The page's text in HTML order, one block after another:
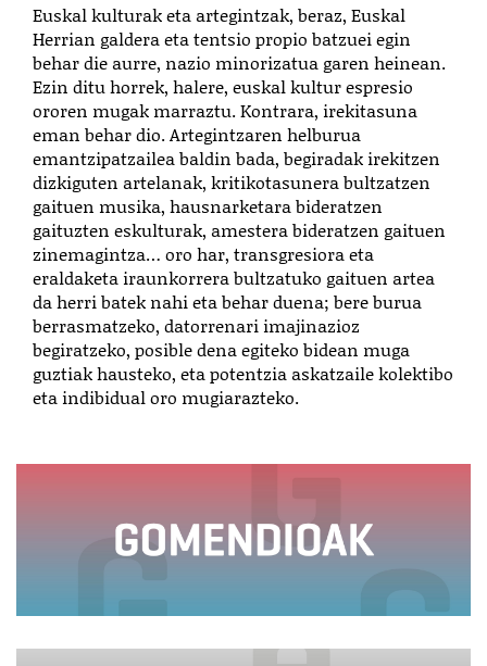
Euskal kulturak eta artegintzak, beraz, Euskal
Herrian galdera eta tentsio propio batzuei egin
behar die aurre, nazio minorizatua garen heinean.
Ezin ditu horrek, halere, euskal kultur espresio
ororen mugak marraztu. Kontrara, irekitasuna
eman behar dio. Artegintzaren helburua
emantzipatzailea baldin bada, begiradak irekitzen
dizkiguten artelanak, kritikotasunera bultzatzen
gaituen musika, hausnarketara bideratzen
gaituzten eskulturak, amestera bideratzen gaituen
zinemagintza… oro har, transgresiora eta
eraldaketa iraunkorrera bultzatuko gaituen artea
da herri batek nahi eta behar duena; bere burua
berrasmatzeko, datorrenari imajinazioz
begiratzeko, posible dena egiteko bidean muga
guztiak hausteko, eta potentzia askatzaile kolektibo
eta indibidual oro mugiarazteko.